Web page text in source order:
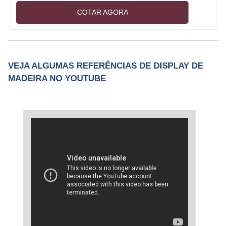
produto que possui aplicações voltadas para o
armazenamento de dispositivos prontos para
serem oferecidos em ambientes atacadistas e,
sobretudo, varejistas. Como um de seus
passível de ser transportado até o ponto de
venda em que os produtos que armazena em
COTAR AGORA
VEJA ALGUMAS REFERÊNCIAS DE DISPLAY DE
MADEIRA NO YOUTUBE